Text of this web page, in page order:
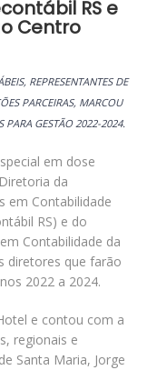
RS e
Centro
REPRESENTANTES DE
PARCEIRAS, MARCOU
PARA GESTÃO 2022-2024.
em dose
da
em Contabilidade
RS) e do
Contabilidade da
diretores que farão
2022 a 2024.
e contou com a
regionais e
Santa Maria, Jorge